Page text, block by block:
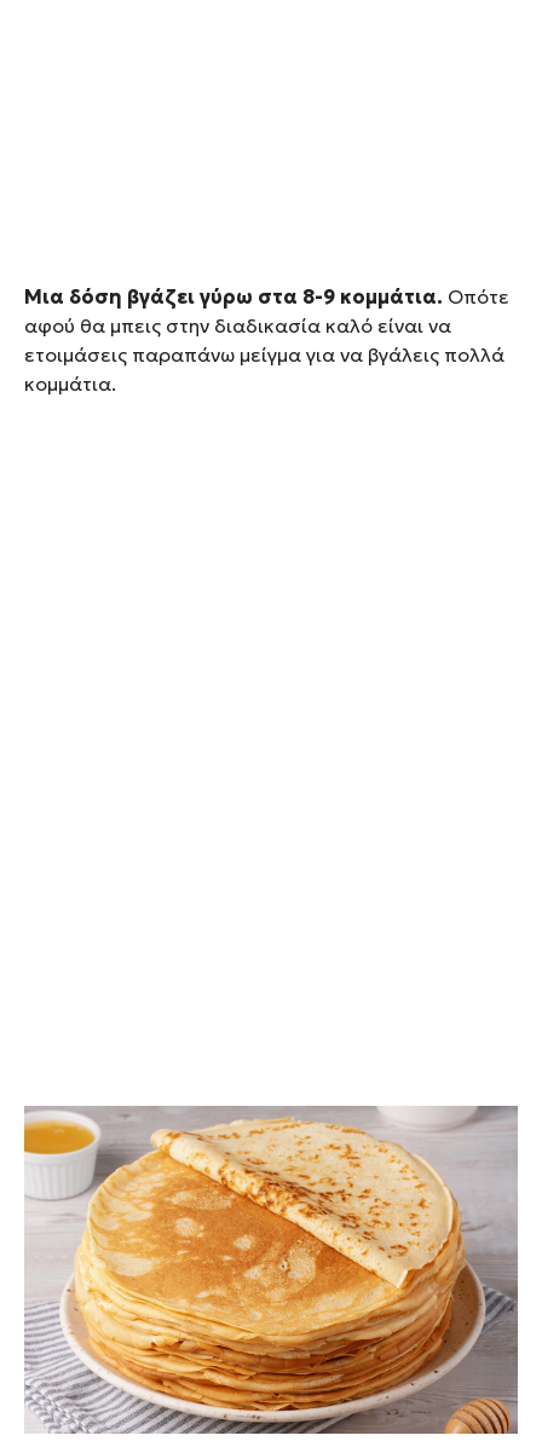
Μια δόση βγάζει γύρω στα 8-9 κομμάτια. Οπότε
αφού θα μπεις στην διαδικασία καλό είναι να
ετοιμάσεις παραπάνω μείγμα για να βγάλεις πολλά
κομμάτια.